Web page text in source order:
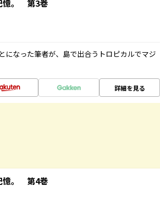
憶。 第3巻
になった筆者が、島で出合うトロピカルでマジ
詳細を見る
憶。 第4巻